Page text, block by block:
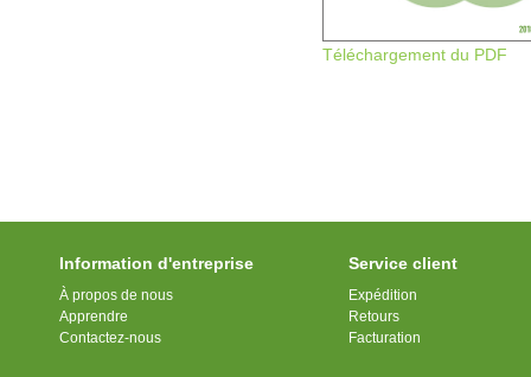
Téléchargement du PDF
Information d'entreprise
À propos de nous
Apprendre
Contactez-nous
Service client
Expédition
Retours
Facturation